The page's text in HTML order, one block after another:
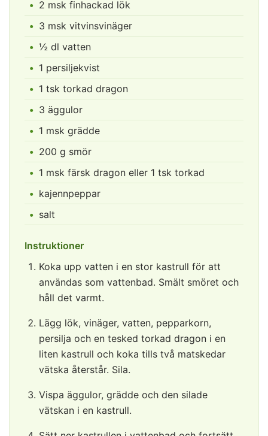
2 msk finhackad lök
3 msk vitvinsvinäger
½ dl vatten
1 persiljekvist
1 tsk torkad dragon
3 äggulor
1 msk grädde
200 g smör
1 msk färsk dragon eller 1 tsk torkad
kajennpeppar
salt
Instruktioner
Koka upp vatten i en stor kastrull för att
användas som vattenbad. Smält smöret och
håll det varmt.
Lägg lök, vinäger, vatten, pepparkorn,
persilja och en tesked torkad dragon i en
liten kastrull och koka tills två matskedar
vätska återstår. Sila.
Vispa äggulor, grädde och den silade
vätskan i en kastrull.